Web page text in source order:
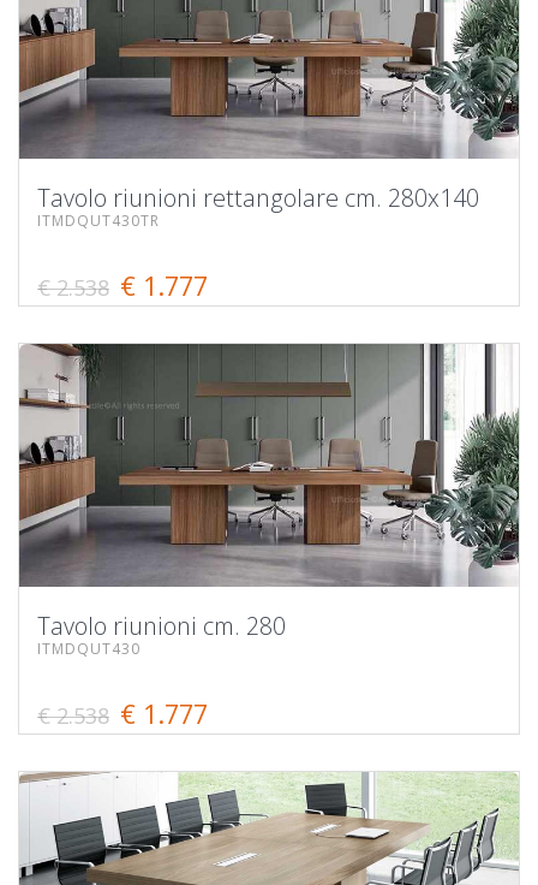
Tavolo riunioni rettangolare cm. 280x140
ITMDQUT430TR
€ 2.538 € 1.777
Tavolo riunioni cm. 280
ITMDQUT430
€ 2.538 € 1.777